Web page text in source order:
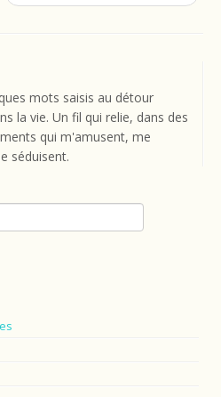
mots saisis au détour
la vie. Un fil qui relie, dans des
qui m'amusent, me
séduisent.